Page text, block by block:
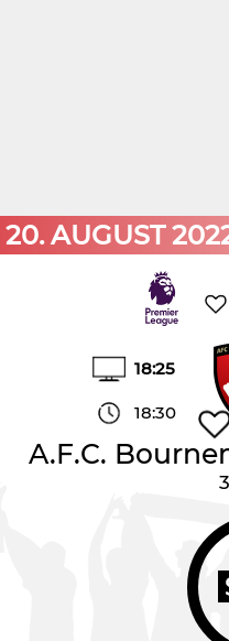
20. AUGUST
18:25
18:30
A.F.C.